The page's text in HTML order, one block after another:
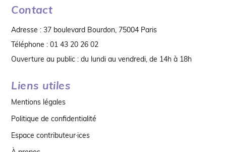
Contact
Adresse : 37 boulevard Bourdon, 75004 Paris
Téléphone : 01 43 20 26 02
Ouverture au public : du lundi au vendredi, de 14h à 18h
Liens utiles
Mentions légales
Politique de confidentialité
Espace contributeur·ices